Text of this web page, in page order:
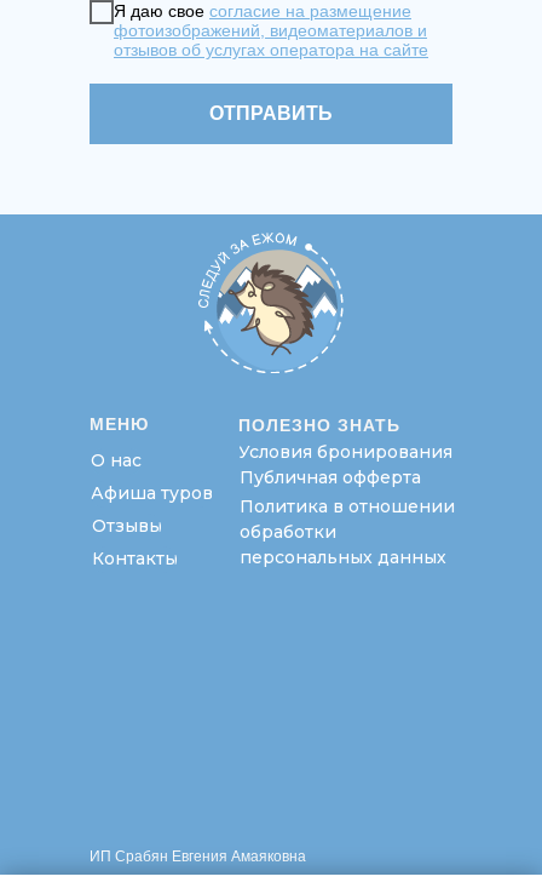
Я даю свое согласие на размещение
фотоизображений, видеоматериалов и
отзывов об услугах оператора на сайте
ОТПРАВИТЬ
ИП Срабян Евгения Амаяковна
МЕНЮ ПОЛЕЗНО ЗНАТЬ
О нас
Афиша туров
Отзывы
Контакты
Политика в отношении
обработки
персональных данных
Публичная офферта
Условия бронирования